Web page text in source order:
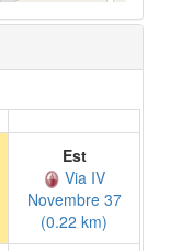
Est
Via IV
Novembre 37
(0.22 km)